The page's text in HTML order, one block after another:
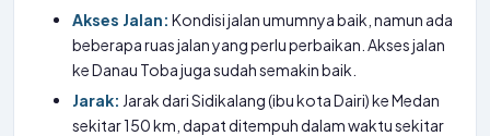
Akses Jalan: Kondisi jalan umumnya baik, namun ada
beberapa ruas jalan yang perlu perbaikan. Akses jalan
ke Danau Toba juga sudah semakin baik.
Jarak: Jarak dari Sidikalang (ibu kota Dairi) ke Medan
sekitar 150 km, dapat ditempuh dalam waktu sekitar